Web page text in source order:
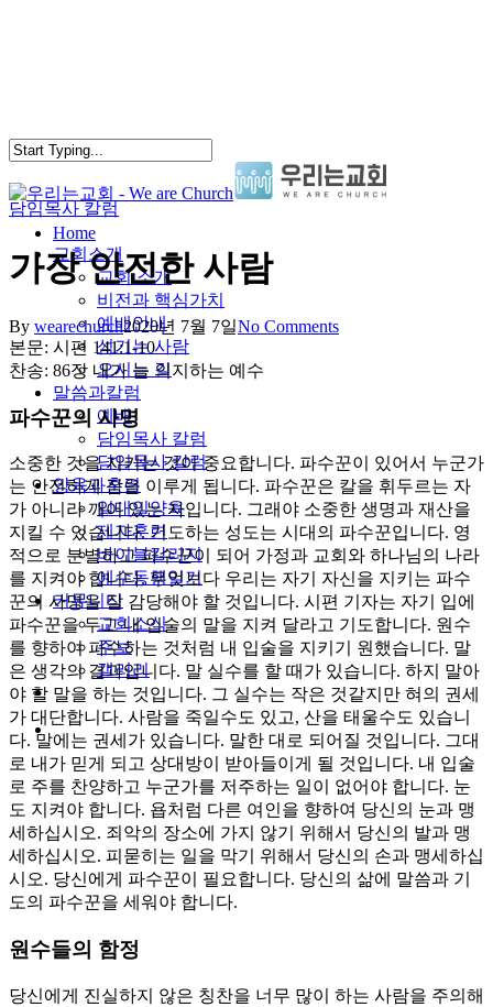
search
Menu
Home
교회소개
교회 소개
비전과 핵심가치
예배안내
섬기는 사람
오시는 길
말씀과칼럼
예배
담임목사 칼럼
담임목사 칼럼
양육과훈련
일대일양육
제자훈련
바이블칼리지
예수동행일기
커뮤니티
교회소식
주보
갤러리
youtube
soundcloud
search
담임목사 칼럼
가장 안전한 사람
By wearechurch2020년 7월 7일No Comments
본문: 시편 141:1-10
찬송: 86장 내가 늘 의지하는 예수
파수꾼의 사명
소중한 것을 지키는 것이 중요합니다. 파수꾼이 있어서 누군가
는 안전하게 잠을 이루게 됩니다. 파수꾼은 칼을 휘두르는 자
가 아니라 깨어 있는 자입니다. 그래야 소중한 생명과 재산을
지킬 수 있습니다. 기도하는 성도는 시대의 파수꾼입니다. 영
적으로 분별하고 파수꾼이 되어 가정과 교회와 하나님의 나라
를 지켜야 합니다. 무엇보다 우리는 자기 자신을 지키는 파수
꾼의 사명을 잘 감당해야 할 것입니다. 시편 기자는 자기 입에
파수꾼을 두고 내 입술의 말을 지켜 달라고 기도합니다. 원수
를 향하여 파수하는 것처럼 내 입술을 지키기 원했습니다. 말
은 생각의 결과입니다. 말 실수를 할 때가 있습니다. 하지 말아
야 할 말을 하는 것입니다. 그 실수는 작은 것같지만 혀의 권세
가 대단합니다. 사람을 죽일수도 있고, 산을 태울수도 있습니
다. 말에는 권세가 있습니다. 말한 대로 되어질 것입니다. 그대
로 내가 믿게 되고 상대방이 받아들이게 될 것입니다. 내 입술
로 주를 찬양하고 누군가를 저주하는 일이 없어야 합니다. 눈
도 지켜야 합니다. 욥처럼 다른 여인을 향하여 당신의 눈과 맹
세하십시오. 죄악의 장소에 가지 않기 위해서 당신의 발과 맹
세하십시오. 피묻히는 일을 막기 위해서 당신의 손과 맹세하십
시오. 당신에게 파수꾼이 필요합니다. 당신의 삶에 말씀과 기
도의 파수꾼을 세워야 합니다.
원수들의 함정
당신에게 진실하지 않은 칭찬을 너무 많이 하는 사람을 주의해